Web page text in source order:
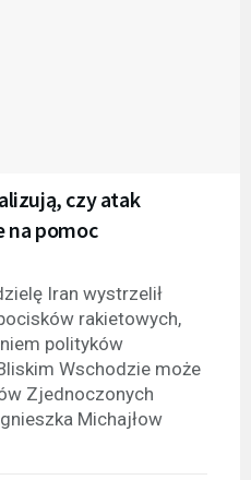
czy atak
na pomoc
Iran wystrzelił
rakietowych,
polityków
Wschodzie może
Zjednoczonych
Michajłow